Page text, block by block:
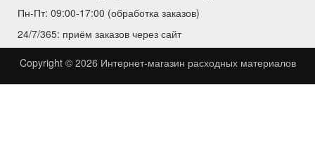
Пн-Пт: 09:00-17:00 (обработка заказов)
24/7/365: приём заказов через сайт
Copyright © 2026 Интернет-магазин расходных материалов